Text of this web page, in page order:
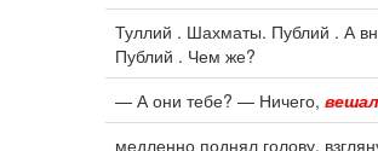
Туллий . Шахматы. Публий . А
Публий . Чем же?
— А они тебе? — Ничего,
медленно поднял голову,